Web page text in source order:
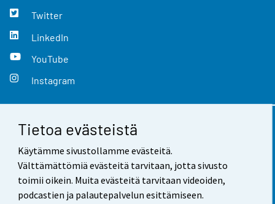
Tietoa evästeistä
Käytämme sivustollamme evästeitä.
Välttämättömiä evästeitä tarvitaan, jotta sivusto
toimii oikein. Muita evästeitä tarvitaan videoiden,
podcastien ja palautepalvelun esittämiseen.
Twitter
LinkedIn
YouTube
Instagram
Yhteystiedot
Palaute
Käyttöehdot